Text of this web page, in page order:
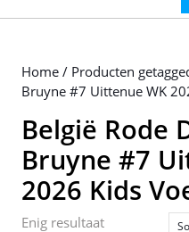
Home / Producten
Bruyne #7 Uittenue WK
België Rode
Bruyne #7
2026 Kids
Enig resultaat